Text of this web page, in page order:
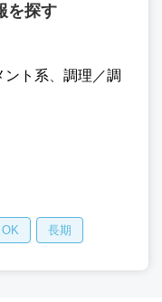
を探す
ント系
調理／調
長期